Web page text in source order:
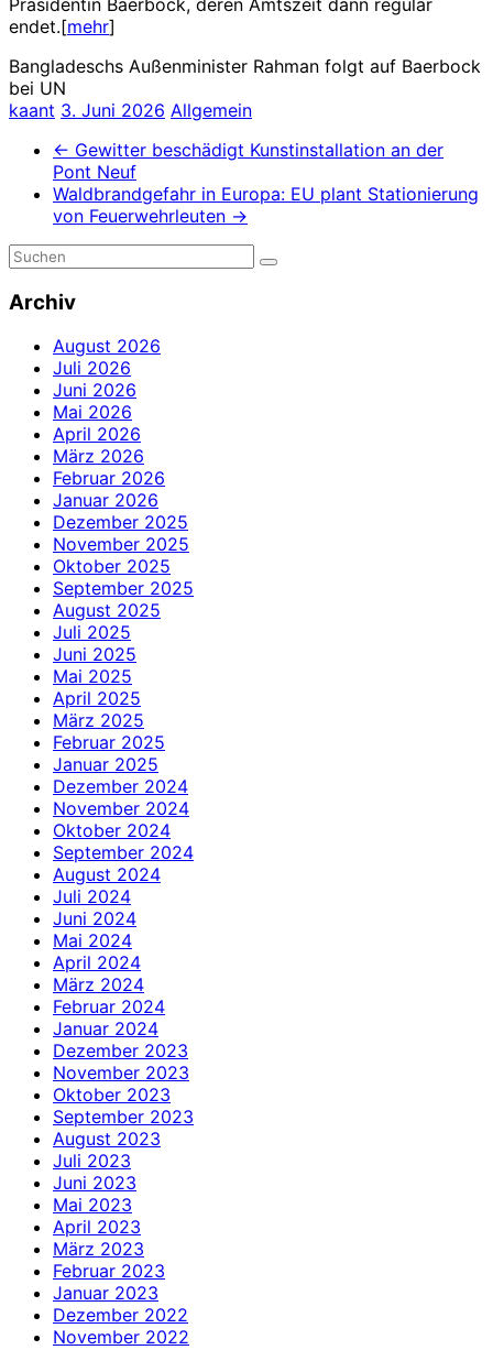
endet.[mehr]
Bangladeschs Außenminister Rahman folgt auf Baerbock
bei UN
kaant 3. Juni 2026 Allgemein
← Gewitter beschädigt Kunstinstallation an der
Pont Neuf
Waldbrandgefahr in Europa: EU plant Stationierung
von Feuerwehrleuten →
Archiv
August 2026
Juli 2026
Juni 2026
Mai 2026
April 2026
März 2026
Februar 2026
Januar 2026
Dezember 2025
November 2025
Oktober 2025
September 2025
August 2025
Juli 2025
Juni 2025
Mai 2025
April 2025
März 2025
Februar 2025
Januar 2025
Dezember 2024
November 2024
Oktober 2024
September 2024
August 2024
Juli 2024
Juni 2024
Mai 2024
April 2024
März 2024
Februar 2024
Januar 2024
Dezember 2023
November 2023
Oktober 2023
September 2023
August 2023
Juli 2023
Juni 2023
Mai 2023
April 2023
März 2023
Februar 2023
Januar 2023
Dezember 2022
November 2022